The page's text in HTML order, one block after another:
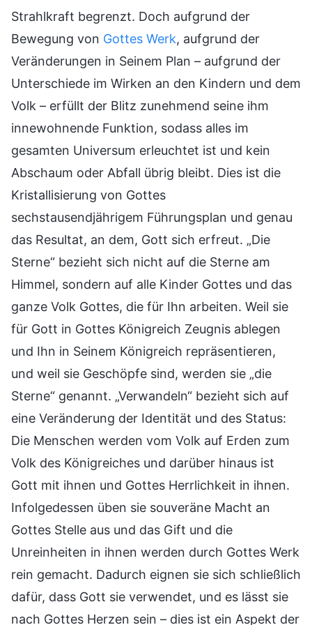
Strahlkraft begrenzt. Doch aufgrund der
Bewegung von Gottes Werk, aufgrund der
Veränderungen in Seinem Plan – aufgrund der
Unterschiede im Wirken an den Kindern und dem
Volk – erfüllt der Blitz zunehmend seine ihm
innewohnende Funktion, sodass alles im
gesamten Universum erleuchtet ist und kein
Abschaum oder Abfall übrig bleibt. Dies ist die
Kristallisierung von Gottes
sechstausendjährigem Führungsplan und genau
das Resultat, an dem, Gott sich erfreut. „Die
Sterne“ bezieht sich nicht auf die Sterne am
Himmel, sondern auf alle Kinder Gottes und das
ganze Volk Gottes, die für Ihn arbeiten. Weil sie
für Gott in Gottes Königreich Zeugnis ablegen
und Ihn in Seinem Königreich repräsentieren,
und weil sie Geschöpfe sind, werden sie „die
Sterne“ genannt. „Verwandeln“ bezieht sich auf
eine Veränderung der Identität und des Status:
Die Menschen werden vom Volk auf Erden zum
Volk des Königreiches und darüber hinaus ist
Gott mit ihnen und Gottes Herrlichkeit in ihnen.
Infolgedessen üben sie souveräne Macht an
Gottes Stelle aus und das Gift und die
Unreinheiten in ihnen werden durch Gottes Werk
rein gemacht. Dadurch eignen sie sich schließlich
dafür, dass Gott sie verwendet, und es lässt sie
nach Gottes Herzen sein – dies ist ein Aspekt der